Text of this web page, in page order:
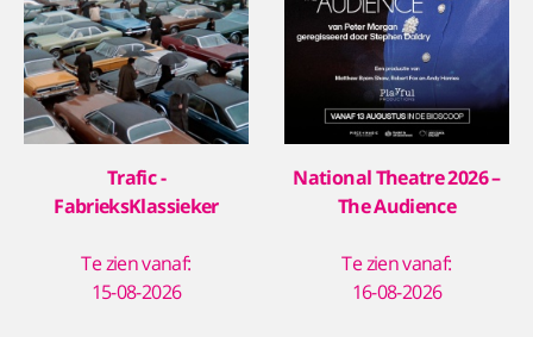
Trafic -
FabrieksKlassieker
Te zien vanaf:
15-08-2026
National Theatre 2026 –
The Audience
Te zien vanaf:
16-08-2026